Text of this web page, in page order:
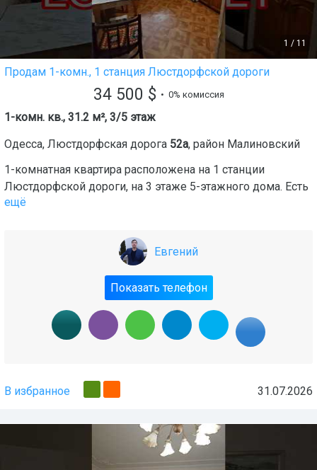
1 / 11
Продам 1-комн., 1 станция Люстдорфской дороги
34 500 $ • 0% комиссия
1-комн. кв., 31.2 м², 3/5 этаж
Одесса, Люстдорфская дорога 52а, район Малиновский
1-комнатная квартира расположена на 1 станции
Люстдорфской дороги, на 3 этаже 5-этажного дома. Есть
ещё
Евгений
Показать телефон
В избранное 31.07.2026